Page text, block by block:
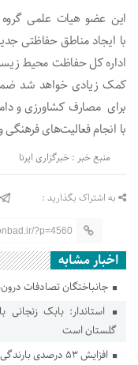
این عضو هیات علمی گروه
با ایجاد مناطق حفاظتی
اداره کل حفاظت محیط
کمک زیادی خواهد شد ضمن
برای مصارف کشاورزی و
با انجام فعالیت‌های
منبع خبر : خبرگزاری ایرنا
به اشتراک بگذارید :
?p=4560
اخبار مشابه
جانباختگان تصادفات درون‌شهری
گلستان است
افزایش ۵۳ درصدی بارندگی‌ها در گلستان